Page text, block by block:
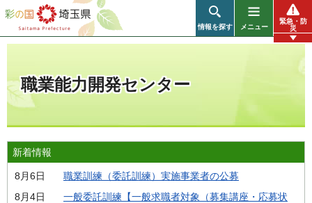
彩の国 埼玉県
情報を探す メニュー
緊急・防
災
職業能力開発センター
新着情報
8月6日
職業訓練（委託訓練）実施事業者の公募
8月4日
一般委託訓練【一般求職者対象（募集講座・応募状